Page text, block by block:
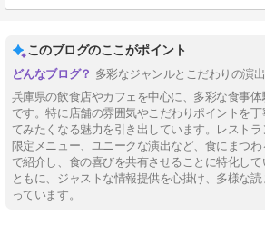
このブログのここがポイント
多彩なジャンルとこだわりの演出
兵庫県の飲食店やカフェを中心に、多彩な食事
です。特に店舗の雰囲気やこだわりポイントを
てみたくなる魅力を引き出しています。レスト
限定メニュー、ユニークな演出など、食にまつ
で紹介し、食の喜びを共有させることに特化し
ともに、ジャストな情報提供を心掛け、多様な
っています。